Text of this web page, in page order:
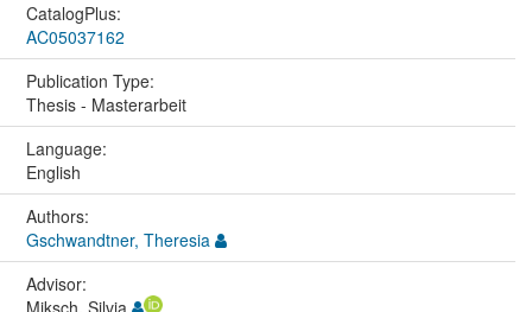
CatalogPlus:
AC05037162
Publication Type:
Thesis - Masterarbeit
Language:
English
Authors:
Gschwandtner, Theresia
Advisor: